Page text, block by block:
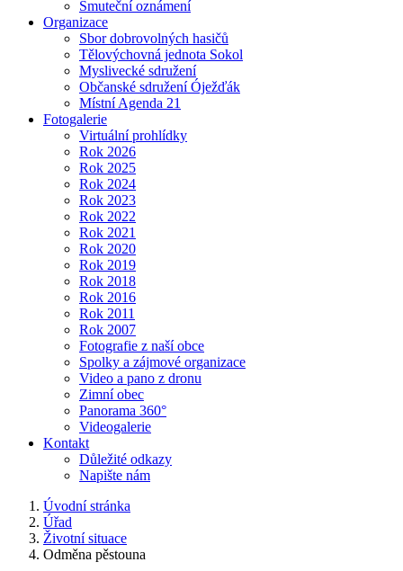
Smuteční oznámení
Organizace
Sbor dobrovolných hasičů
Tělovýchovná jednota Sokol
Myslivecké sdružení
Občanské sdružení Óježďák
Místní Agenda 21
Fotogalerie
Virtuální prohlídky
Rok 2026
Rok 2025
Rok 2024
Rok 2023
Rok 2022
Rok 2021
Rok 2020
Rok 2019
Rok 2018
Rok 2016
Rok 2011
Rok 2007
Fotografie z naší obce
Spolky a zájmové organizace
Video a pano z dronu
Zimní obec
Panorama 360°
Videogalerie
Kontakt
Důležité odkazy
Napište nám
Úvodní stránka
Úřad
Životní situace
Odměna pěstouna